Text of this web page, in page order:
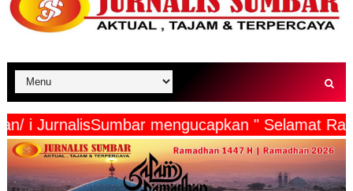
i JurnalisSumbar mengucapkan "